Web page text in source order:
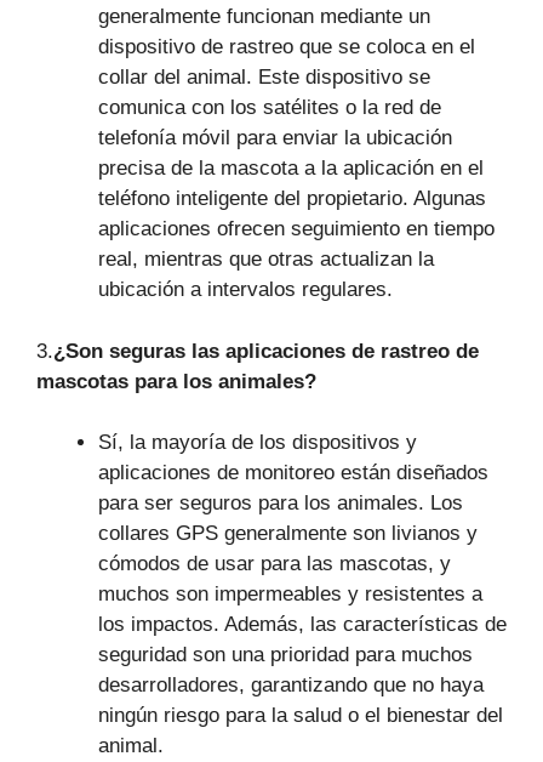
generalmente funcionan mediante un
dispositivo de rastreo que se coloca en el
collar del animal. Este dispositivo se
comunica con los satélites o la red de
telefonía móvil para enviar la ubicación
precisa de la mascota a la aplicación en el
teléfono inteligente del propietario. Algunas
aplicaciones ofrecen seguimiento en tiempo
real, mientras que otras actualizan la
ubicación a intervalos regulares.
3.¿Son seguras las aplicaciones de rastreo de
mascotas para los animales?
Sí, la mayoría de los dispositivos y
aplicaciones de monitoreo están diseñados
para ser seguros para los animales. Los
collares GPS generalmente son livianos y
cómodos de usar para las mascotas, y
muchos son impermeables y resistentes a
los impactos. Además, las características de
seguridad son una prioridad para muchos
desarrolladores, garantizando que no haya
ningún riesgo para la salud o el bienestar del
animal.